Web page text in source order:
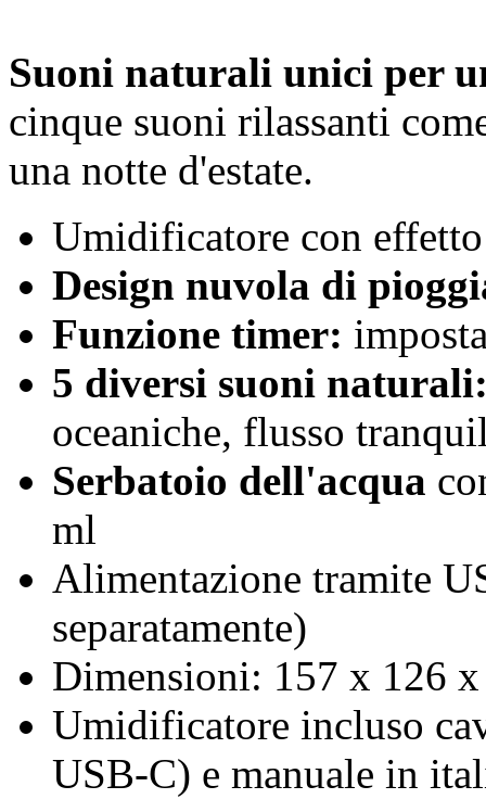
Suoni naturali unici per
cinque suoni rilassanti
una notte d'estate.
Umidificatore con
Design nuvola di
Funzione timer:
5 diversi suoni
oceaniche, flusso
Serbatoio dell'acqua
ml
Alimentazione tramite
separatamente)
Dimensioni: 157 x 126
Umidificatore incluso
USB-C) e manuale in